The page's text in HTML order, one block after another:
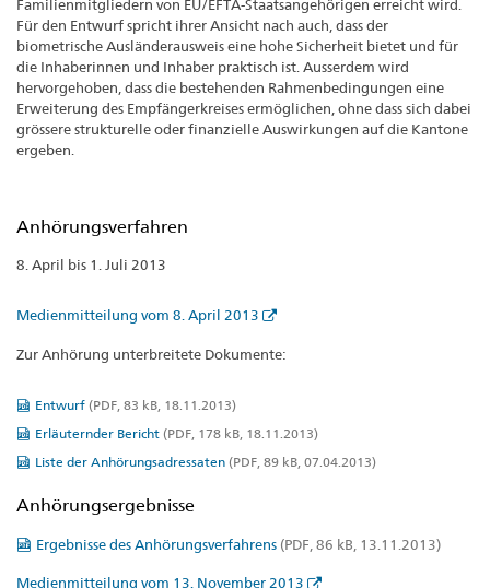
Familienmitgliedern von EU/EFTA-Staatsangehörigen erreicht wird.
Für den Entwurf spricht ihrer Ansicht nach auch, dass der
biometrische Ausländerausweis eine hohe Sicherheit bietet und für
die Inhaberinnen und Inhaber praktisch ist. Ausserdem wird
hervorgehoben, dass die bestehenden Rahmenbedingungen eine
Erweiterung des Empfängerkreises ermöglichen, ohne dass sich dabei
grössere strukturelle oder finanzielle Auswirkungen auf die Kantone
ergeben.
Anhörungsverfahren
8. April bis 1. Juli 2013
Medienmitteilung vom 8. April 2013
Zur Anhörung unterbreitete Dokumente:
Entwurf (PDF, 83 kB, 18.11.2013)
Erläuternder Bericht (PDF, 178 kB, 18.11.2013)
Liste der Anhörungsadressaten (PDF, 89 kB, 07.04.2013)
Anhörungsergebnisse
Ergebnisse des Anhörungsverfahrens (PDF, 86 kB, 13.11.2013)
Medienmitteilung vom 13. November 2013